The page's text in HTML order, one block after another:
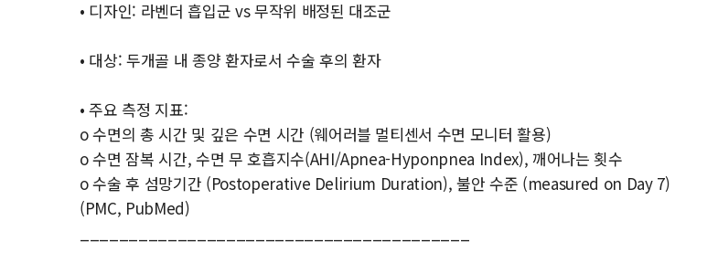
• 디자인: 라벤더 흡입군 vs 무작위 배정된 대조군
• 대상: 두개골 내 종양 환자로서 수술 후의 환자
• 주요 측정 지표:
o 수면의 총 시간 및 깊은 수면 시간 (웨어러블 멀티센서 수면 모니터 활용)
o 수면 잠복 시간, 수면 무 호흡지수(AHI/Apnea-Hyponpnea Index), 깨어나는 횟수
o 수술 후 섬망기간 (Postoperative Delirium Duration), 불안 수준 (measured on Day 7)
(PMC, PubMed)